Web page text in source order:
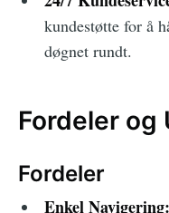
kundestøtte for å
døgnet rundt.
Fordeler og
Fordeler
Enkel Navigering: